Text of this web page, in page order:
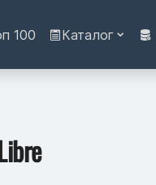
100 Каталог